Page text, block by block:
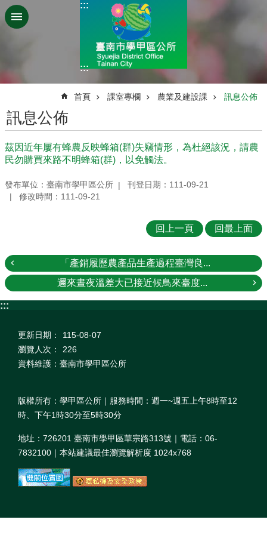
跳到主要內容區塊
:::
:::
首頁 課室專欄 農業及建設課 訊息公佈
訊息公佈
茲因近年屢有蜂農反映蜂箱(群)失竊情形，為杜絕該況，請農
民勿購買來路不明蜂箱(群)，以免觸法。
發布單位：臺南市學甲區公所
刊登日期：111-09-21
修改時間：111-09-21
回上一頁 回最上面
「產銷履歷農產品生產過程臺灣良...
邇來晝夜溫差大已接近候鳥來臺度...
:::
更新日期：
115-08-07
瀏覽人次：
226
資料維護：臺南市學甲區公所
版權所有：學甲區公所｜服務時間：週一~週五上午8時至12
時、下午1時30分至5時30分
地址：726201 臺南市學甲區華宗路313號｜電話：06-
7832100｜本站建議最佳瀏覽解析度 1024x768